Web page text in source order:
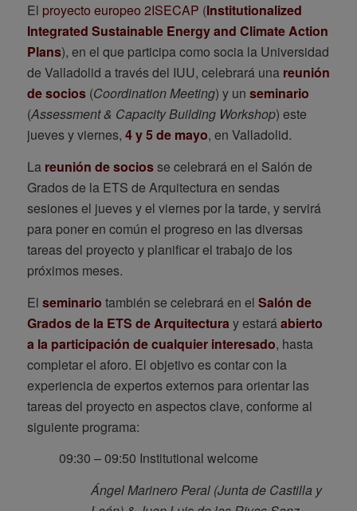
El proyecto europeo 2ISECAP (Institutionalized
Integrated Sustainable Energy and Climate Action
Plans), en el que participa como socia la Universidad
de Valladolid a través del IUU, celebrará una reunión
de socios(Coordination Meeting) y un seminario
(Assessment & Capacity Building Workshop) este
jueves y viernes, 4 y 5 de mayo, en Valladolid.
La reunión de sociosse celebrará en el Salón de
Grados de la ETS de Arquitectura en sendas
sesiones el jueves y el viernes por la tarde, y servirá
para poner en común el progreso en las diversas
tareas del proyecto y planificar el trabajo de los
próximos meses.
El seminario también se celebrará en el Salón de
Grados de la ETS de Arquitectura y estará abierto
a la participación de cualquier interesado, hasta
completar el aforo. El objetivo es contar con la
experiencia de expertos externos para orientar las
tareas del proyecto en aspectos clave, conforme al
siguiente programa:
09:30 – 09:50 Institutional welcome
Ángel Marinero Peral (Junta de Castilla y